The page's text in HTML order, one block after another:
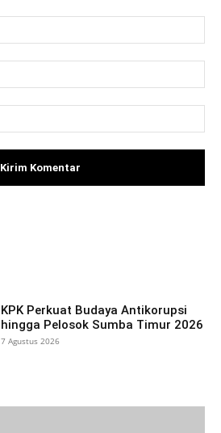
KPK Perkuat Budaya Antikorupsi
hingga Pelosok Sumba Timur 2026
7 Agustus 2026